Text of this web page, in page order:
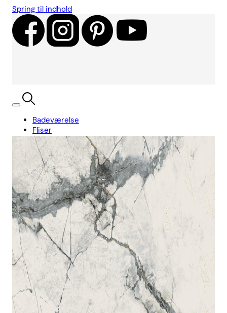
Spring til indhold
Badeværelse
Fliser
Showroom
Kundecases
Showroom Søg KurvBook
indretningskonsulent